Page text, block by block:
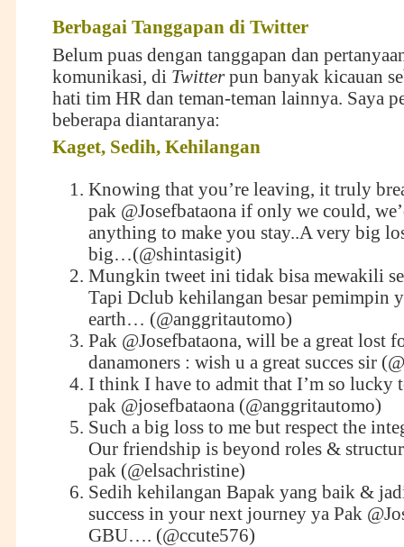
Berbagai Tanggapan di Twitter
Belum puas dengan tanggapan dan
komunikasi, di Twitterpun banyak kicauan
hati tim HR dan teman-teman lainnya. Saya
beberapa diantaranya:
Kaget, Sedih, Kehilangan
Knowing that you’re leaving, it truly
pak @Josefbataona if only we could,
anything to make you stay..A very big
big…(‏@shintasigit)
Mungkin tweet ini tidak bisa mewakili
Tapi Dclub kehilangan besar pemimpin
earth… (@anggritautomo)
Pak @Josefbataona, will be a great lost
danamoners : wish u a great succes sir
I think I have to admit that I’m so lucky
pak @josefbataona (@anggritautomo)
Such a big loss to me but respect the
Our friendship is beyond roles &
pak (@elsachristine)
Sedih kehilangan Bapak yang baik &
success in your next journey ya Pak
GBU…. (‏@ccute576)